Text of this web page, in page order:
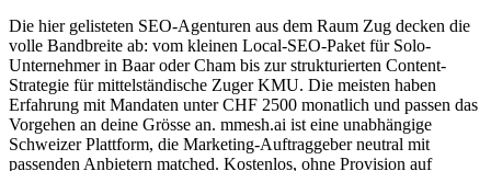
Die hier gelisteten SEO-Agenturen aus dem Raum Zug decken die
volle Bandbreite ab: vom kleinen Local-SEO-Paket für Solo-
Unternehmer in Baar oder Cham bis zur strukturierten Content-
Strategie für mittelständische Zuger KMU. Die meisten haben
Erfahrung mit Mandaten unter CHF 2500 monatlich und passen das
Vorgehen an deine Grösse an. mmesh.ai ist eine unabhängige
Schweizer Plattform, die Marketing-Auftraggeber neutral mit
passenden Anbietern matched. Kostenlos, ohne Provision auf